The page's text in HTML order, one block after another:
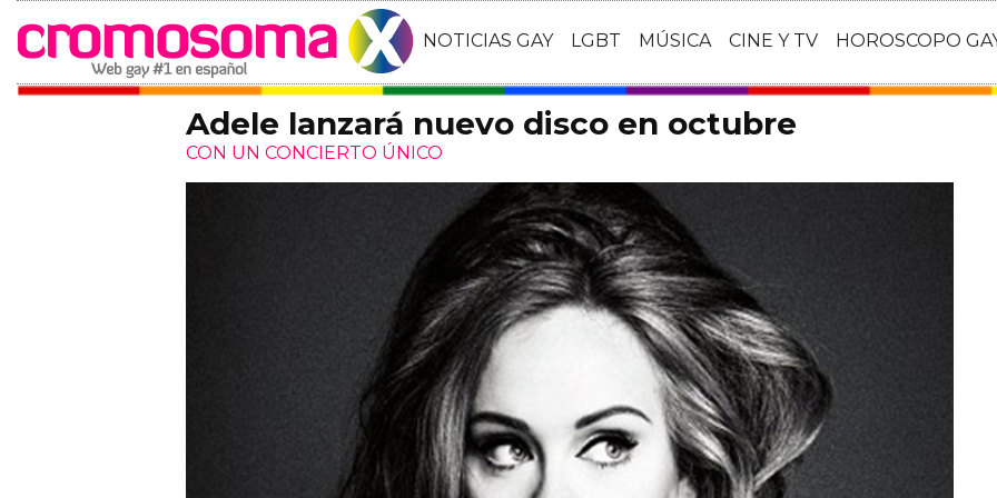
NOTICIAS GAY LGBT MÚSICA CINE Y TV HOROSCOPO
Adele lanzará nuevo disco en octubre
CON UN CONCIERTO ÚNICO